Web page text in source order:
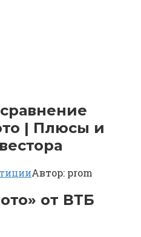
| Плюсы и
Автор: prom
от ВТБ